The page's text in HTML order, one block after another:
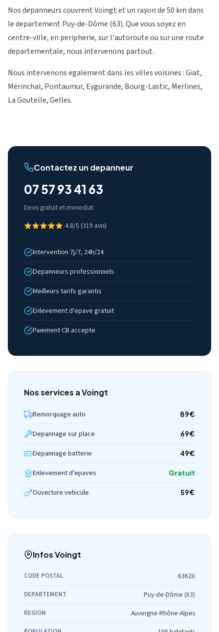
Nos depanneurs couvrent Voingt et un rayon de 50 km dans
le departement Puy-de-Dôme (63). Que vous soyez en
centre-ville, en peripherie, sur l'autoroute ou sur une route
departementale, nous intervenons partout.
Nous intervenons egalement dans les villes voisines : Giat,
Mérinchal, Pontaumur, Eygurande, Bourg-Lastic, Merlines,
La Goutelle, Gelles.
Contactez un depanneur
07 57 93 41 63
Devis gratuit et immediat
4.8/5 (319 avis)
Intervention 7j/7, 24h/24
Depanneurs professionnels
Meilleurs tarifs garantis
Enlevement d'epave gratuit
Paiement CB accepte
Nos services a Voingt
Remorquage auto 89€
Depannage sur place 69€
Depannage batterie 49€
Enlevement d'epaves Gratuit
Ouverture vehicule 59€
Infos Voingt
CODE POSTAL 63620
DEPARTEMENT Puy-de-Dôme (63)
REGION Auvergne-Rhône-Alpes